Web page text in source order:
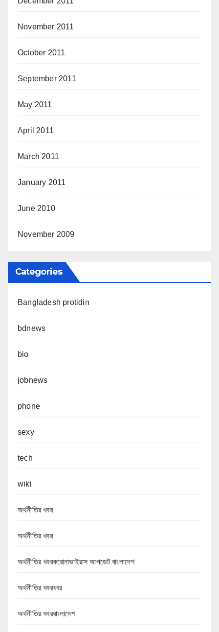
November 2011
October 2011
September 2011
May 2011
April 2011
March 2011
January 2011
June 2010
November 2009
Categories
Bangladesh protidin
bdnews
bio
jobnews
phone
sexy
tech
wiki
অর্থনীতির খবর
অর্থনীতির খবর
অর্থনীতির খবরকরোনাভাইরাস আপডেট বাংলাদেশ
অর্থনীতির খবরখবর
অর্থনীতির খবরবাংলাদেশ